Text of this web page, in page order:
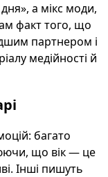
а мікс моди,
факт того, що
партнером і
медійності й
багато
що вік — це
Інші пишуть